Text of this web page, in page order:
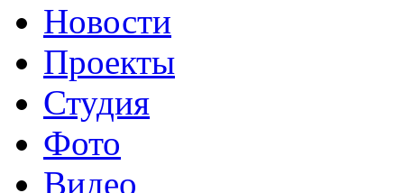
Новости
Проекты
Студия
Фото
Видео